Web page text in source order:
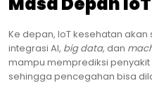
Ke depan, IoT kesehatan
integrasi AI, big data, dan
mampu memprediksi
sehingga pencegahan bisa